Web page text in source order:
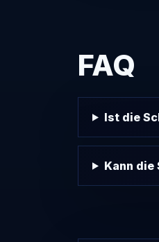
FAQ
Ist die
Kann die